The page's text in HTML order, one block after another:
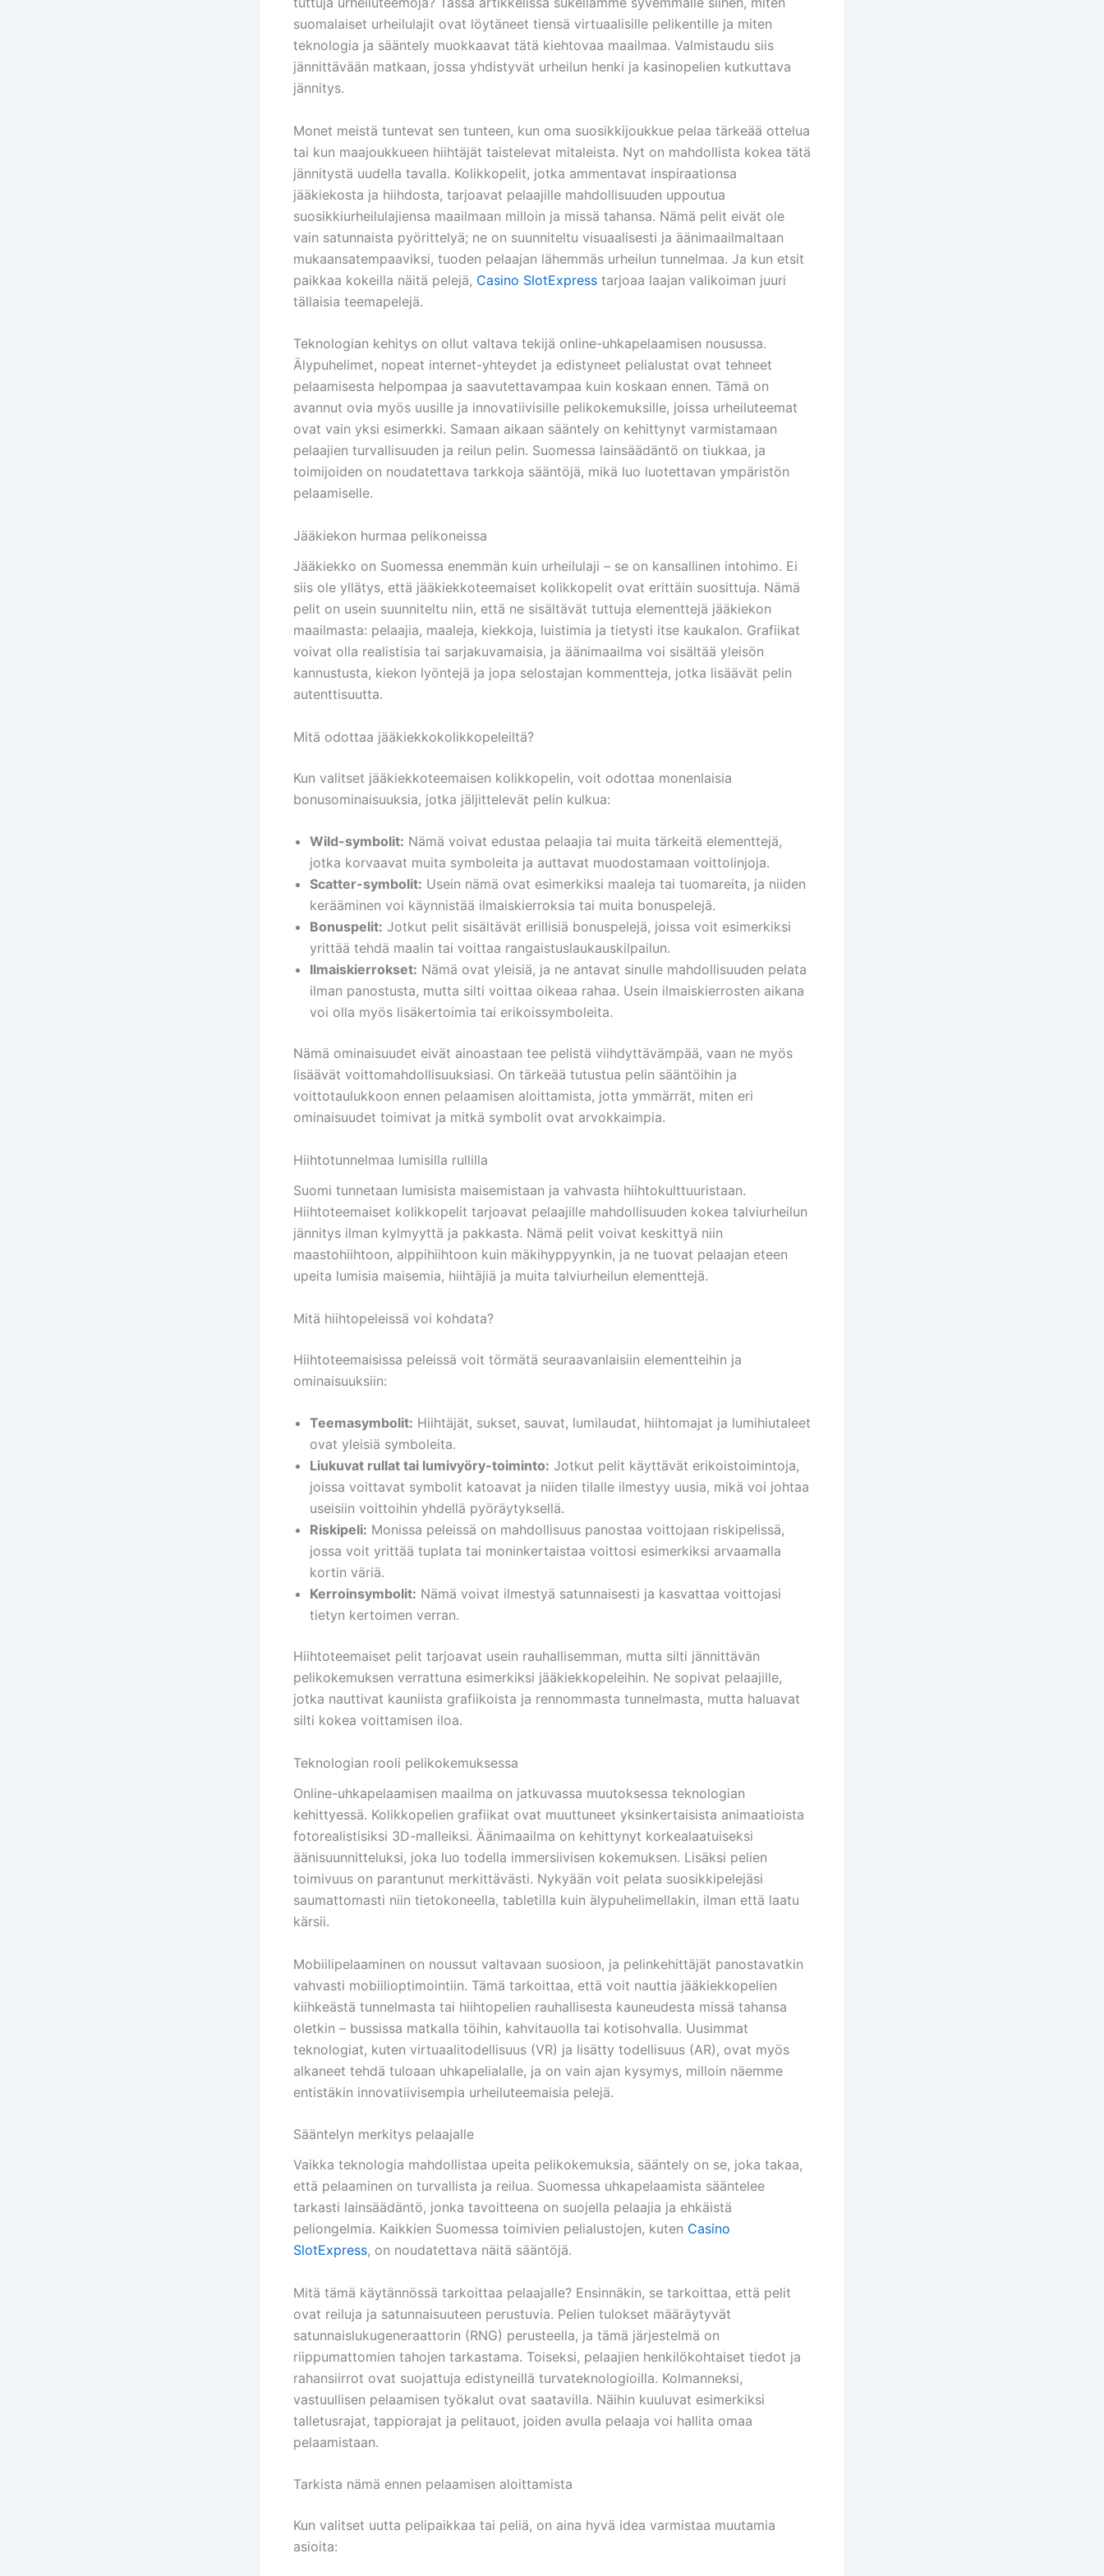
suomalaiset urheilulajit ovat löytäneet tiensä virtuaalisille pelikentille ja miten
teknologia ja sääntely muokkaavat tätä kiehtovaa maailmaa. Valmistaudu siis
jännittävään matkaan, jossa yhdistyvät urheilun henki ja kasinopelien kutkuttava
jännitys.
Monet meistä tuntevat sen tunteen, kun oma suosikkijoukkue pelaa tärkeää ottelua
tai kun maajoukkueen hiihtäjät taistelevat mitaleista. Nyt on mahdollista kokea tätä
jännitystä uudella tavalla. Kolikkopelit, jotka ammentavat inspiraationsa
jääkiekosta ja hiihdosta, tarjoavat pelaajille mahdollisuuden uppoutua
suosikkiurheilulajiensa maailmaan milloin ja missä tahansa. Nämä pelit eivät ole
vain satunnaista pyörittelyä; ne on suunniteltu visuaalisesti ja äänimaailmaltaan
mukaansatempaaviksi, tuoden pelaajan lähemmäs urheilun tunnelmaa. Ja kun etsit
paikkaa kokeilla näitä pelejä, Casino SlotExpress tarjoaa laajan valikoiman juuri
tällaisia teemapelejä.
Teknologian kehitys on ollut valtava tekijä online-uhkapelaamisen nousussa.
Älypuhelimet, nopeat internet-yhteydet ja edistyneet pelialustat ovat tehneet
pelaamisesta helpompaa ja saavutettavampaa kuin koskaan ennen. Tämä on
avannut ovia myös uusille ja innovatiivisille pelikokemuksille, joissa urheiluteemat
ovat vain yksi esimerkki. Samaan aikaan sääntely on kehittynyt varmistamaan
pelaajien turvallisuuden ja reilun pelin. Suomessa lainsäädäntö on tiukkaa, ja
toimijoiden on noudatettava tarkkoja sääntöjä, mikä luo luotettavan ympäristön
pelaamiselle.
Jääkiekon hurmaa pelikoneissa
Jääkiekko on Suomessa enemmän kuin urheilulaji – se on kansallinen intohimo. Ei
siis ole yllätys, että jääkiekkoteemaiset kolikkopelit ovat erittäin suosittuja. Nämä
pelit on usein suunniteltu niin, että ne sisältävät tuttuja elementtejä jääkiekon
maailmasta: pelaajia, maaleja, kiekkoja, luistimia ja tietysti itse kaukalon. Grafiikat
voivat olla realistisia tai sarjakuvamaisia, ja äänimaailma voi sisältää yleisön
kannustusta, kiekon lyöntejä ja jopa selostajan kommentteja, jotka lisäävät pelin
autenttisuutta.
Mitä odottaa jääkiekkokolikkopeleiltä?
Kun valitset jääkiekkoteemaisen kolikkopelin, voit odottaa monenlaisia
bonusominaisuuksia, jotka jäljittelevät pelin kulkua:
Wild-symbolit: Nämä voivat edustaa pelaajia tai muita tärkeitä elementtejä,
jotka korvaavat muita symboleita ja auttavat muodostamaan voittolinjoja.
Scatter-symbolit: Usein nämä ovat esimerkiksi maaleja tai tuomareita, ja niiden
kerääminen voi käynnistää ilmaiskierroksia tai muita bonuspelejä.
Bonuspelit: Jotkut pelit sisältävät erillisiä bonuspelejä, joissa voit esimerkiksi
yrittää tehdä maalin tai voittaa rangaistuslaukauskilpailun.
Ilmaiskierrokset: Nämä ovat yleisiä, ja ne antavat sinulle mahdollisuuden pelata
ilman panostusta, mutta silti voittaa oikeaa rahaa. Usein ilmaiskierrosten aikana
voi olla myös lisäkertoimia tai erikoissymboleita.
Nämä ominaisuudet eivät ainoastaan tee pelistä viihdyttävämpää, vaan ne myös
lisäävät voittomahdollisuuksiasi. On tärkeää tutustua pelin sääntöihin ja
voittotaulukkoon ennen pelaamisen aloittamista, jotta ymmärrät, miten eri
ominaisuudet toimivat ja mitkä symbolit ovat arvokkaimpia.
Hiihtotunnelmaa lumisilla rullilla
Suomi tunnetaan lumisista maisemistaan ja vahvasta hiihtokulttuuristaan.
Hiihtoteemaiset kolikkopelit tarjoavat pelaajille mahdollisuuden kokea talviurheilun
jännitys ilman kylmyyttä ja pakkasta. Nämä pelit voivat keskittyä niin
maastohiihtoon, alppihiihtoon kuin mäkihyppyynkin, ja ne tuovat pelaajan eteen
upeita lumisia maisemia, hiihtäjiä ja muita talviurheilun elementtejä.
Mitä hiihtopeleissä voi kohdata?
Hiihtoteemaisissa peleissä voit törmätä seuraavanlaisiin elementteihin ja
ominaisuuksiin:
Teemasymbolit: Hiihtäjät, sukset, sauvat, lumilaudat, hiihtomajat ja lumihiutaleet
ovat yleisiä symboleita.
Liukuvat rullat tai lumivyöry-toiminto: Jotkut pelit käyttävät erikoistoimintoja,
joissa voittavat symbolit katoavat ja niiden tilalle ilmestyy uusia, mikä voi johtaa
useisiin voittoihin yhdellä pyöräytyksellä.
Riskipeli: Monissa peleissä on mahdollisuus panostaa voittojaan riskipelissä,
jossa voit yrittää tuplata tai moninkertaistaa voittosi esimerkiksi arvaamalla
kortin väriä.
Kerroinsymbolit: Nämä voivat ilmestyä satunnaisesti ja kasvattaa voittojasi
tietyn kertoimen verran.
Hiihtoteemaiset pelit tarjoavat usein rauhallisemman, mutta silti jännittävän
pelikokemuksen verrattuna esimerkiksi jääkiekkopeleihin. Ne sopivat pelaajille,
jotka nauttivat kauniista grafiikoista ja rennommasta tunnelmasta, mutta haluavat
silti kokea voittamisen iloa.
Teknologian rooli pelikokemuksessa
Online-uhkapelaamisen maailma on jatkuvassa muutoksessa teknologian
kehittyessä. Kolikkopelien grafiikat ovat muuttuneet yksinkertaisista animaatioista
fotorealistisiksi 3D-malleiksi. Äänimaailma on kehittynyt korkealaatuiseksi
äänisuunnitteluksi, joka luo todella immersiivisen kokemuksen. Lisäksi pelien
toimivuus on parantunut merkittävästi. Nykyään voit pelata suosikkipelejäsi
saumattomasti niin tietokoneella, tabletilla kuin älypuhelimellakin, ilman että laatu
kärsii.
Mobiilipelaaminen on noussut valtavaan suosioon, ja pelinkehittäjät panostavatkin
vahvasti mobiilioptimointiin. Tämä tarkoittaa, että voit nauttia jääkiekkopelien
kiihkeästä tunnelmasta tai hiihtopelien rauhallisesta kauneudesta missä tahansa
oletkin – bussissa matkalla töihin, kahvitauolla tai kotisohvalla. Uusimmat
teknologiat, kuten virtuaalitodellisuus (VR) ja lisätty todellisuus (AR), ovat myös
alkaneet tehdä tuloaan uhkapelialalle, ja on vain ajan kysymys, milloin näemme
entistäkin innovatiivisempia urheiluteemaisia pelejä.
Sääntelyn merkitys pelaajalle
Vaikka teknologia mahdollistaa upeita pelikokemuksia, sääntely on se, joka takaa,
että pelaaminen on turvallista ja reilua. Suomessa uhkapelaamista sääntelee
tarkasti lainsäädäntö, jonka tavoitteena on suojella pelaajia ja ehkäistä
peliongelmia. Kaikkien Suomessa toimivien pelialustojen, kuten Casino
SlotExpress, on noudatettava näitä sääntöjä.
Mitä tämä käytännössä tarkoittaa pelaajalle? Ensinnäkin, se tarkoittaa, että pelit
ovat reiluja ja satunnaisuuteen perustuvia. Pelien tulokset määräytyvät
satunnaislukugeneraattorin (RNG) perusteella, ja tämä järjestelmä on
riippumattomien tahojen tarkastama. Toiseksi, pelaajien henkilökohtaiset tiedot ja
rahansiirrot ovat suojattuja edistyneillä turvateknologioilla. Kolmanneksi,
vastuullisen pelaamisen työkalut ovat saatavilla. Näihin kuuluvat esimerkiksi
talletusrajat, tappiorajat ja pelitauot, joiden avulla pelaaja voi hallita omaa
pelaamistaan.
Tarkista nämä ennen pelaamisen aloittamista
Kun valitset uutta pelipaikkaa tai peliä, on aina hyvä idea varmistaa muutamia
asioita: